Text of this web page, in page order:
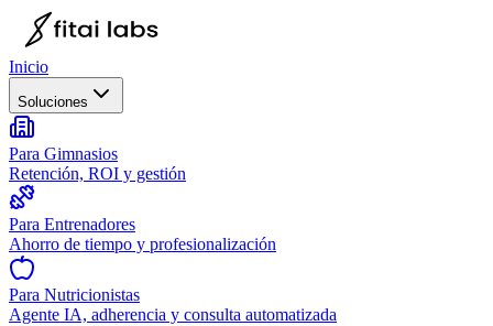
Inicio
Soluciones
Para Gimnasios
Retención, ROI y gestión
Para Entrenadores
Ahorro de tiempo y profesionalización
Para Nutricionistas
Agente IA, adherencia y consulta automatizada